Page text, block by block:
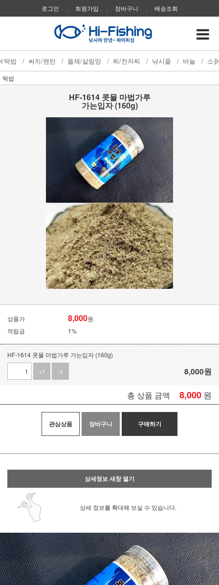
로그인 | 회원가입 | 장바구니 | 배송조회
떡밥 / 써치/랜턴 / 뜰채/살림망 / 찌/전자찌 / 낚시줄 / 바늘 / 소
떡밥
HF-1614 콧물 마법가루
가는입자 (160g)
상품가 8,000원
적립금
1%
HF-1614 콧물 마법가루 가는입자 (160g)
+1
-1 8,000원
총 상품 금액 8,000 원
관심상품 장바구니 구매하기
상세정보 새창 열기
상세 정보를 확대해 보실 수 있습니다.